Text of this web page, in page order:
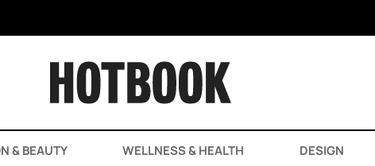
& BEAUTY WELLNESS & HEALTH DESIGN